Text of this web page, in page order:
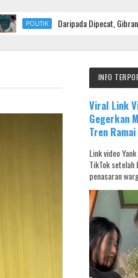
Daripada Dipecat, Gibran Disarankan
INFO
Viral Link
Gegerkan
Tren
Link video
TikTok
penasaran